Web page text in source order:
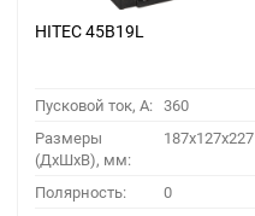
HITEC 45B19L
Пусковой ток, A: 360
Размеры
(ДхШхВ), мм:
187x127x227
Полярность: 0